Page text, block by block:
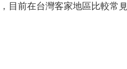
目前在台灣客家地區比較常